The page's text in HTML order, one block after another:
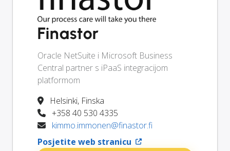
Finastor
Oracle NetSuite i Microsoft Business
Central partner s iPaaS integracijom
platformom
Helsinki, Finska
+358 40 530 4335
kimmo.immonen@finastor.fi
Posjetite web stranicu